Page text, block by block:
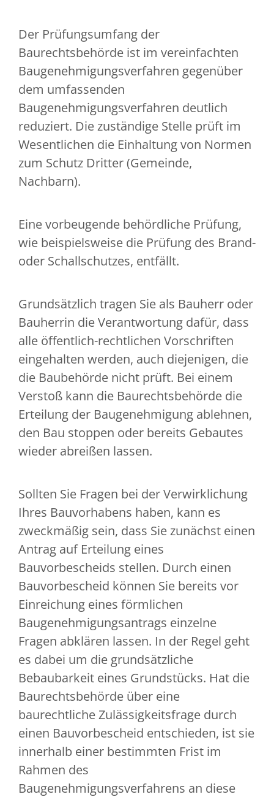
Der Prüfungsumfang der
Baurechtsbehörde ist im vereinfachten
Baugenehmigungsverfahren gegenüber
dem umfassenden
Baugenehmigungsverfahren deutlich
reduziert. Die zuständige Stelle prüft im
Wesentlichen die Einhaltung von Normen
zum Schutz Dritter (Gemeinde,
Nachbarn).
Eine vorbeugende behördliche Prüfung,
wie beispielsweise die Prüfung des Brand-
oder Schallschutzes, entfällt.
Grundsätzlich tragen Sie als Bauherr oder
Bauherrin die Verantwortung dafür, dass
alle öffentlich-rechtlichen Vorschriften
eingehalten werden, auch diejenigen, die
die Baubehörde nicht prüft. Bei einem
Verstoß kann die Baurechtsbehörde die
Erteilung der Baugenehmigung ablehnen,
den Bau stoppen oder bereits Gebautes
wieder abreißen lassen.
Sollten Sie Fragen bei der Verwirklichung
Ihres Bauvorhabens haben, kann es
zweckmäßig sein, dass Sie zunächst einen
Antrag auf Erteilung eines
Bauvorbescheids stellen. Durch einen
Bauvorbescheid können Sie bereits vor
Einreichung eines förmlichen
Baugenehmigungsantrags einzelne
Fragen abklären lassen. In der Regel geht
es dabei um die grundsätzliche
Bebaubarkeit eines Grundstücks. Hat die
Baurechtsbehörde über eine
baurechtliche Zulässigkeitsfrage durch
einen Bauvorbescheid entschieden, ist sie
innerhalb einer bestimmten Frist im
Rahmen des
Baugenehmigungsverfahrens an diese